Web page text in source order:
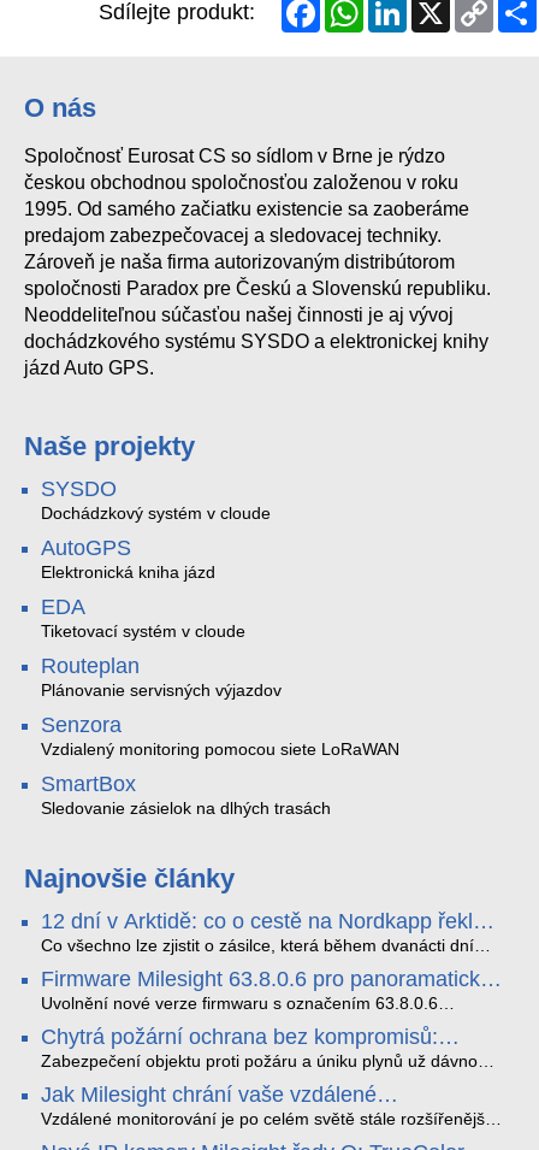
Sdílejte produkt:
Link
O nás
Spoločnosť Eurosat CS so sídlom v Brne je rýdzo
českou obchodnou spoločnosťou založenou v roku
1995. Od samého začiatku existencie sa zaoberáme
predajom zabezpečovacej a sledovacej techniky.
Zároveň je naša firma autorizovaným distribútorom
spoločnosti Paradox pre Českú a Slovenskú republiku.
Neoddeliteľnou súčasťou našej činnosti je aj vývoj
dochádzkového systému SYSDO a elektronickej knihy
jázd Auto GPS.
Naše projekty
SYSDO
Dochádzkový systém v cloude
AutoGPS
Elektronická kniha jázd
EDA
Tiketovací systém v cloude
Routeplan
Plánovanie servisných výjazdov
Senzora
Vzdialený monitoring pomocou siete LoRaWAN
SmartBox
Sledovanie zásielok na dlhých trasách
Najnovšie články
12 dní v Arktidě: co o cestě na Nordkapp řekla
data ze SMARTBOX 2 MAX
Co všechno lze zjistit o zásilce, která během dvanácti dní
Tromsø přes Lofoty, Kirunu a finské Laponsko až na
Nordkapp. Bez jediného dobití, v mrazu až −13 °C a mimo
stabilní mobilní signál zaznamenával polohu, teplotu, světlo,
otřesy i náklon. Výsledkem není jen čára na mapě, ale
podrobný datový příběh celé cesty.
Firmware Milesight 63.8.0.6 pro panoramatické
kamery a modely řady Q1
Uvolnění nové verze firmwaru s označením 63.8.0.6
představuje důležitý posun v rozvoji funkcí a celkové stability
IP kamer Milesight. Tato aktualizace se nezaměřuje pouze
na běžnou údržbu systému, ale prakticky rozšiřuje možnosti
bezpečnosti a adaptace na zhoršené světelné podmínky.
Vylepšení se přímo dotýkají jak panoramatických modelů s
Chytrá požární ochrana bez kompromisů:
Ekosystém FireSafe pod lupou
Zabezpečení objektu proti požáru a úniku plynů už dávno
Současný standard vyžaduje provázanost, vzdálenou správu
a spolehlivost. Systém FireSafe od značky SAFE přináší
Jak Milesight chrání vaše vzdálené
monitorování před kybernetickými hrozbami
Vzdálené monitorování je po celém světě stále rozšířenější.